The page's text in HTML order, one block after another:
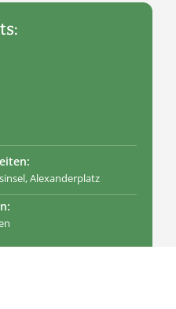
Alexanderplatz